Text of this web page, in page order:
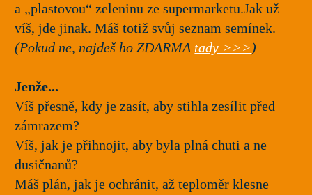
a „plastovou“ zeleninu ze supermarketu.Jak už
víš, jde jinak. Máš totiž svůj seznam semínek.
(Pokud ne, najdeš ho ZDARMA tady >>>)
Jenže...
Víš přesně, kdy je zasít, aby stihla zesílit před
zámrazem?
Víš, jak je přihnojit, aby byla plná chuti a ne
dusičnanů?
Máš plán, jak je ochránit, až teploměr klesne